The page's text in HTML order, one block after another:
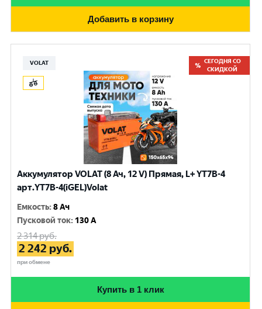
Добавить в корзину
VOLAT
СЕГОДНЯ СО
СКИДКОЙ
Аккумулятор VOLAT (8 Ач, 12 V) Прямая, L+ YT7B-4
арт.YT7B-4(iGEL)Volat
Емкость:8 Ач
Пусковой ток: 130 A
2 314руб.
2 242 руб.
при обмене
Купить в 1 клик